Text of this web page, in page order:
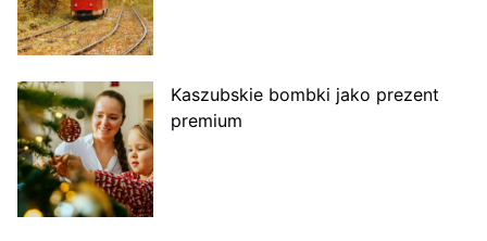
Kaszubskie bombki jako prezent
premium